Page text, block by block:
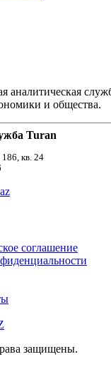
аналитическая
и общества.
Turan
кв. 24
соглашение
защищены.